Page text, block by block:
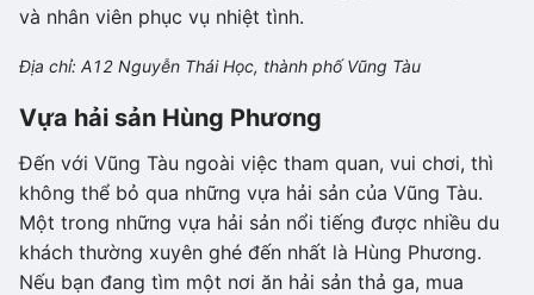
và nhân viên phục vụ nhiệt tình.
Địa chỉ: A12 Nguyễn Thái Học, thành phố Vũng Tàu
Vựa hải sản Hùng Phương
Đến với Vũng Tàu ngoài việc tham quan, vui chơi, thì
không thể bỏ qua những vựa hải sản của Vũng Tàu.
Một trong những vựa hải sản nổi tiếng được nhiều du
khách thường xuyên ghé đến nhất là Hùng Phương.
Nếu bạn đang tìm một nơi ăn hải sản thả ga, mua